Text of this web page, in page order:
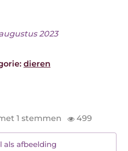
2023
dieren
1 stemmen 499
als afbeelding